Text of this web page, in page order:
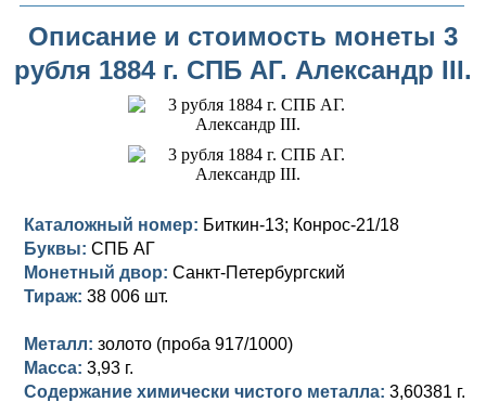
Монеты 1958 года
Золотые червонцы
Памятные и юбилейные
Николай II (1894-1917)
Золото
Для Финляндии
Памятные и донативные
Александр III (1881-1894)
Для Финляндии
Памятные и донативные
Александр II (1855-1881)
Медь
Для Финляндии
Памятные и донативные
Николай I (1825-1855)
Серебро
Медь
Для Грузии
Русско-Польские
Золото
Серебро
Медь
Для Грузии
Павел I (1796-1801)
Золото
Серебро
Медь
Екатерина II (1762-1796)
Золото
Серебро
Петр III (1762)
Описание и стоимость монеты 3
рубля 1884 г. СПБ АГ. Александр III.
Каталожный номер: Биткин-13; Конрос-21/18
Буквы: СПБ АГ
Монетный двор: Санкт-Петербургский
Тираж: 38 006 шт.
Металл: золото (проба 917/1000)
Масса: 3,93 г.
Содержание химически чистого металла: 3,60381 г.